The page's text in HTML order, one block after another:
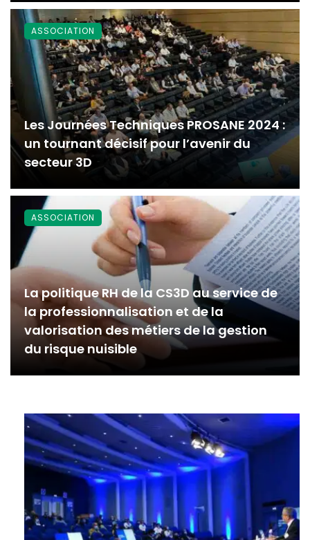
Les Journées Techniques PROSANE 2024 :
un tournant décisif pour l’avenir du
secteur 3D
ASSOCIATION
La politique RH de la CS3D au service de
la professionnalisation et de la
valorisation des métiers de la gestion
du risque nuisible
ASSOCIATION